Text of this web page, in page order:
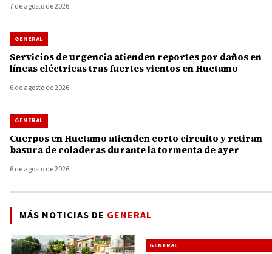
7 de agosto de 2026
GENERAL
Servicios de urgencia atienden reportes por daños en
líneas eléctricas tras fuertes vientos en Huetamo
6 de agosto de 2026
GENERAL
Cuerpos en Huetamo atienden corto circuito y retiran
basura de coladeras durante la tormenta de ayer
6 de agosto de 2026
MÁS NOTICIAS DE GENERAL
GENERAL